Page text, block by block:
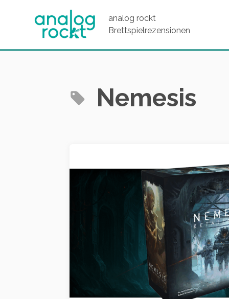
analog rockt
Brettspielrezensionen
Nemesis